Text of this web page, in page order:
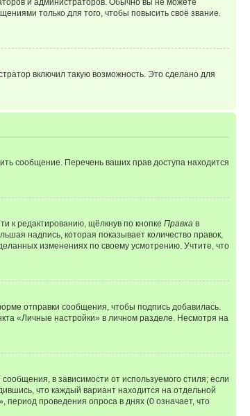
только для того, чтобы повысить своё звание.
включил такую возможность. Это сделано для
сообщение. Перечень ваших прав доступа находится
к редактированию, щёлкнув по кнопке Правка в
надпись, которая показывает количество правок,
изменениях по своему усмотрению. Учтите, что
отправки сообщения, чтобы подпись добавилась.
«Личные настройки» в личном разделе. Несмотря на
в зависимости от используемого стиля; если
что каждый вариант находится на отдельной
период проведения опроса в днях (0 означает, что